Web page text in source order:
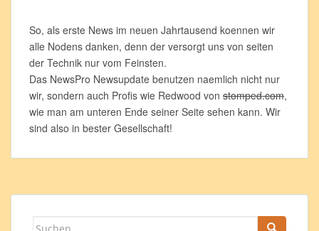
So, als erste News im neuen Jahrtausend koennen wir
alle Nodens danken, denn der versorgt uns von seiten
der Technik nur vom Feinsten.
Das NewsPro Newsupdate benutzen naemlich nicht nur
wir, sondern auch Profis wie Redwood von stomped.com,
wie man am unteren Ende seiner Seite sehen kann. Wir
sind also in bester Gesellschaft!
Suchen